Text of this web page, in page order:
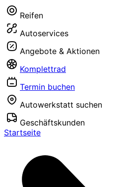
Reifen
Autoservices
Angebote & Aktionen
Komplettrad
Termin buchen
Autowerkstatt suchen
Geschäftskunden
Startseite